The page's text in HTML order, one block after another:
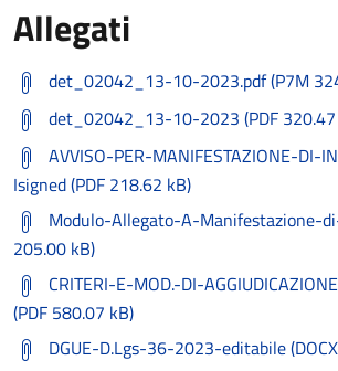
Allegati
det_02042_13-10-2023.pdf (P7M
det_02042_13-10-2023 (PDF
AVVISO-PER-MANIFESTAZIONE-DI-
Isigned (PDF 218.62 kB)
Modulo-Allegato-A-Manifestazione-
205.00 kB)
CRITERI-E-MOD.-DI-
(PDF 580.07 kB)
DGUE-D.Lgs-36-2023-editabile